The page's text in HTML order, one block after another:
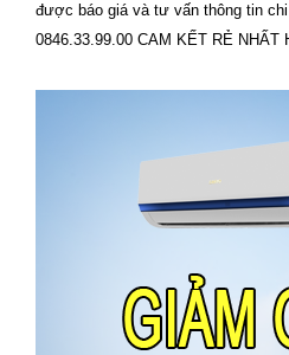
được báo giá và tư vấn thông tin
0846.33.99.00 CAM KẾT RẺ NHẤT